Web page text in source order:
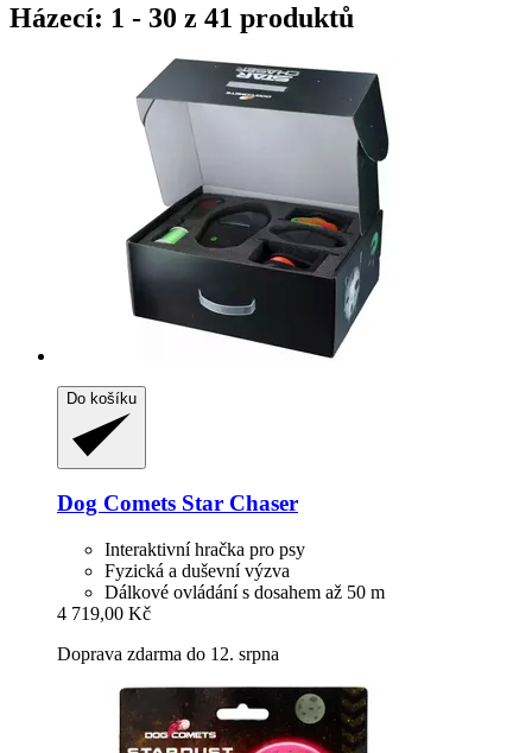
Házecí: 1 - 30 z 41 produktů
Do košíku
Dog Comets Star Chaser
Interaktivní hračka pro psy
Fyzická a duševní výzva
Dálkové ovládání s dosahem až 50 m
4 719,00 Kč
Doprava zdarma do 12. srpna